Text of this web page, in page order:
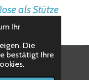
Ihr
Die
bestätigt Ihre
als Stütze